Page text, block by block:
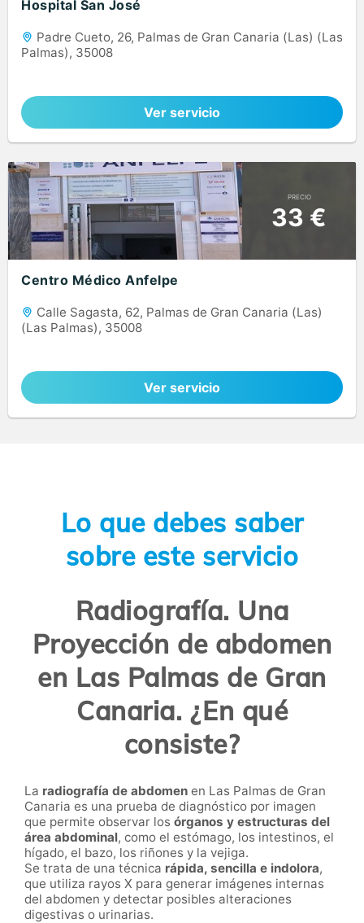
Hospital San José
Padre Cueto, 26, Palmas de Gran Canaria (Las) (Las
Palmas), 35008
Ver servicio
PRECIO
33 €
Centro Médico Anfelpe
Calle Sagasta, 62, Palmas de Gran Canaria (Las)
(Las Palmas), 35008
Ver servicio
Lo que debes saber
sobre este servicio
Radiografía. Una
Proyección de abdomen
en Las Palmas de Gran
Canaria. ¿En qué
consiste?
La radiografía de abdomen en Las Palmas de Gran
Canaria es una prueba de diagnóstico por imagen
que permite observar los órganos y estructuras del
área abdominal, como el estómago, los intestinos, el
hígado, el bazo, los riñones y la vejiga.
Se trata de una técnica rápida, sencilla e indolora,
que utiliza rayos X para generar imágenes internas
del abdomen y detectar posibles alteraciones
digestivas o urinarias.